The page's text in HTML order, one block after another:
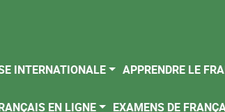
INTERNATIONALE APPRENDRE LE
EN LIGNE EXAMENS DE